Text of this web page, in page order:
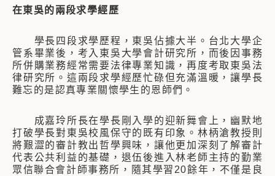
在東吳的兩段求學經歷
學長四段求學歷程，東吳佔據大半。台北大學企
管系畢業後，考入東吳大學會計研究所，而後因事務
所併購業務經常需要法律專業知識，再度考取東吳法
律研究所。這兩段求學經歷忙碌但充滿溫暖，讓學長
難忘的是認真專業關懷學生的恩師們。
成嘉玲所長在學長剛入學的迎新舞會上，幽默地
打破學長對東吳校風保守的既有印象。林柄滄教授則
將艱澀的審計教出哲學興味，讓他更加深刻了解審計
代表公共利益的基礎，退伍後進入林老師主持的勤業
眾信聯合會計師事務所，隨其學習20餘年，不僅是良